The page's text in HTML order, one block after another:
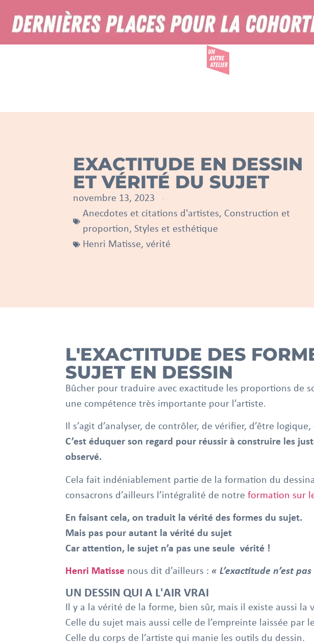
EXACTITUDE EN DESSIN
ET VÉRITÉ DU SUJET
novembre 13, 2023
Anecdotes et citations d'artistes, Construction et
proportion,Styles et esthétique
Henri Matisse,vérité
L'EXACTITUDE DES
SUJET EN DESSIN
Bûcher pour traduire avec exactitude les proportions de
une compétence très importante pour l’artiste.
Il s’agit d’analyser, de contrôler, de vérifier, d’être
C’est éduquer son regard pour réussir à construire les
observé.
Cela fait indéniablement partie de la formation du
consacrons d’ailleurs l’intégralité de notre formation sur
En faisant cela, on traduit la vérité des formes du sujet.
Mais pas pour autant la vérité du sujet
Car attention, le sujet n’a pas une seule vérité !
Henri Matissenous dit d’ailleurs : « L’exactitude n’est
UN DESSIN QUI A L'AIR VRAI
Il y a la vérité de la forme, bien sûr, mais il existe aussi
Celle du sujet mais aussi celle de l’empreinte laissée par
Celle du corps de l’artiste qui manie les outils du dessin.